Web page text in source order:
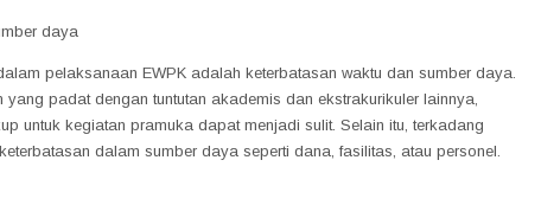
daya
pelaksanaan EWPK adalah keterbatasan waktu dan sumber daya.
padat dengan tuntutan akademis dan ekstrakurikuler lainnya,
untuk kegiatan pramuka dapat menjadi sulit. Selain itu, terkadang
dalam sumber daya seperti dana, fasilitas, atau personel.